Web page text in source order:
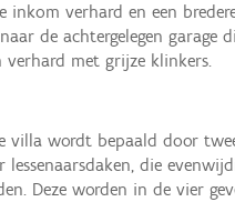
inkom verhard en een
de achtergelegen garage
met grijze klinkers.
villa wordt bepaald door
die
Deze worden in de vier